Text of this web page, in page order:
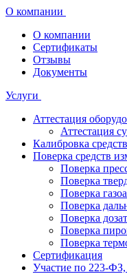
О компании
О компании
Сертификаты
Отзывы
Документы
Услуги
Аттестация
Аттестация
Калибровка
Поверка средств
Поверка
Поверка
Поверка
Поверка
Поверка
Поверка
Поверка
Сертификация
Участие по 223-